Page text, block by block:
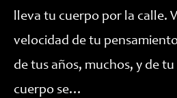
lleva tu cuerpo por la calle.
velocidad de tu
de tus años, muchos, y de tu
cuerpo se…